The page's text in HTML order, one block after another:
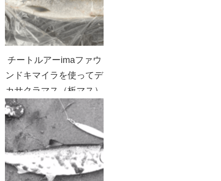
チートルアーimaファウ
ンドキマイラを使ってデ
カサクラマス（板マス）
を狙っていく！